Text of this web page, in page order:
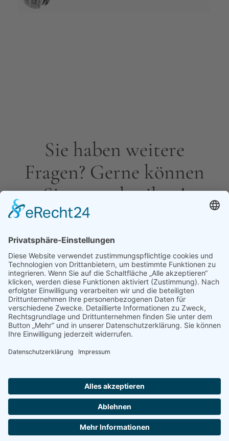
Sie haben weitere
Fragen? Gerne können
Sie uns schreiben!
Impressum| Disclaimer|Datenschutzerklärung
STEINBEIS Beratungszentrum Nachhaltige Transformation
Phone: +49-(0)69 348 669 601 | E-Mail: kontakt@steinbeis-nt.de